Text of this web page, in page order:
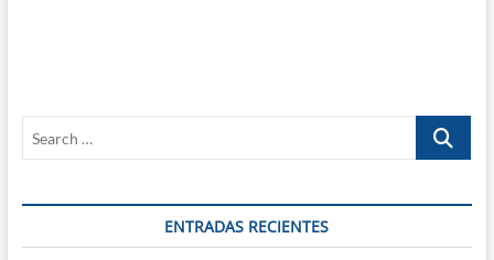
Search
ENTRADAS RECIENTES